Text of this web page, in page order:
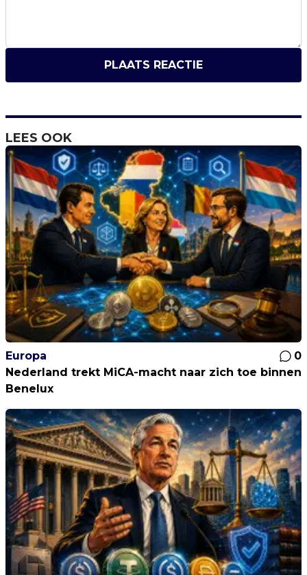
PLAATS REACTIE
LEES OOK
Europa
0
Nederland trekt MiCA-macht naar zich toe binnen
Benelux